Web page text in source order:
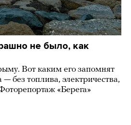
не было, как
Вот каким его запомнят
без топлива, электричества,
«Берега»